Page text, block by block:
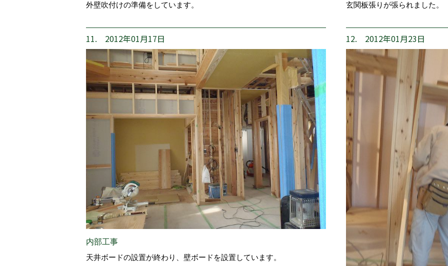
外壁吹付けの準備をしています。
玄関板張りが張られました。
11. 2012年01月17日
内部工事
天井ボードの設置が終わり、壁ボードを設置しています。
12. 2012年01月23日